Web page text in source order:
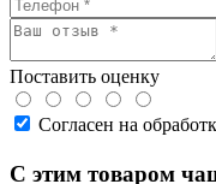
Поставить оценку
Согласен на
С этим товаром